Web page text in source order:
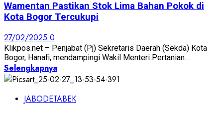
Wamentan Pastikan Stok Lima Bahan Pokok di
Kota Bogor Tercukupi
27/02/2025 0
Klikpos.net – Penjabat (Pj) Sekretaris Daerah (Sekda) Kota
Bogor, Hanafi, mendampingi Wakil Menteri Pertanian...
Selengkapnya
JABODETABEK